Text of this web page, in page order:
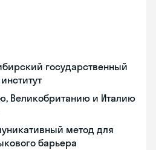
государственный
Великобританию и Италию
метод для
барьера